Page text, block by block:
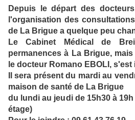
Depuis le départ des
l'organisation des
de La Brigue a quelque peu
Le Cabinet Médical de
permanences à La Brigue,
le docteur Romano EBOLI,
Il sera présent du mardi au
maison de santé de La Brigue
du lundi au jeudi de 15h30 à
étage)